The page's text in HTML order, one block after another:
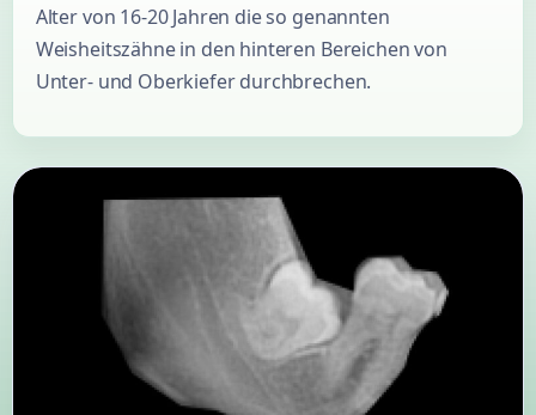
Alter von 16-20 Jahren die so genannten
Weisheitszähne in den hinteren Bereichen von
Unter- und Oberkiefer durchbrechen.